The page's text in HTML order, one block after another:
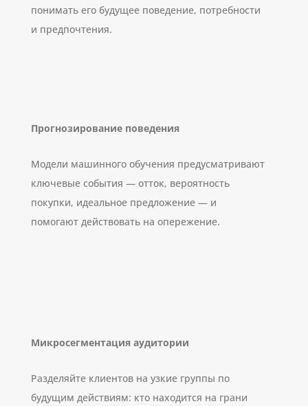
понимать его будущее поведение, потребности
и предпочтения.
Прогнозирование поведения
Модели машинного обучения предусматривают
ключевые события — отток, вероятность
покупки, идеальное предложение — и
помогают действовать на опережение.
Микросегментация аудитории
Разделяйте клиентов на узкие группы по
будущим действиям: кто находится на грани